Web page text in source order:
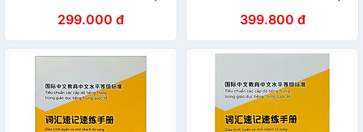
299.000 đ 399.800 đ